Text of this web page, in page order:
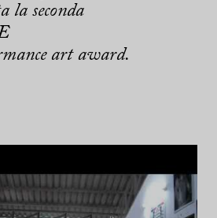
la seconda
art award.